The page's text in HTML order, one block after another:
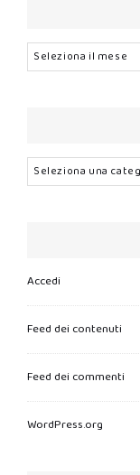
Archivi
Categorie
Accedi
Feed dei contenuti
Feed dei commenti
WordPress.org